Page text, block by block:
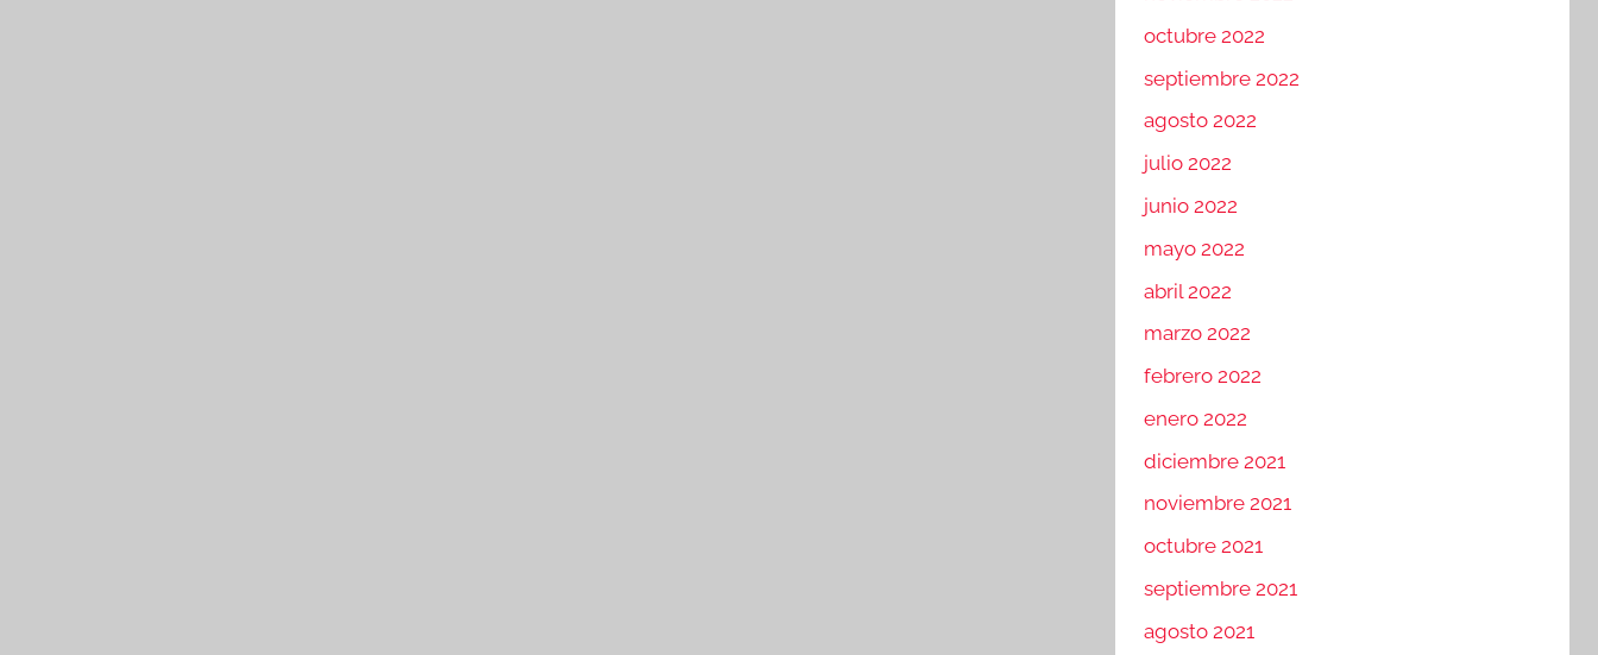
octubre 2022
septiembre 2022
agosto 2022
julio 2022
junio 2022
mayo 2022
abril 2022
marzo 2022
febrero 2022
enero 2022
diciembre 2021
noviembre 2021
octubre 2021
septiembre 2021
agosto 2021